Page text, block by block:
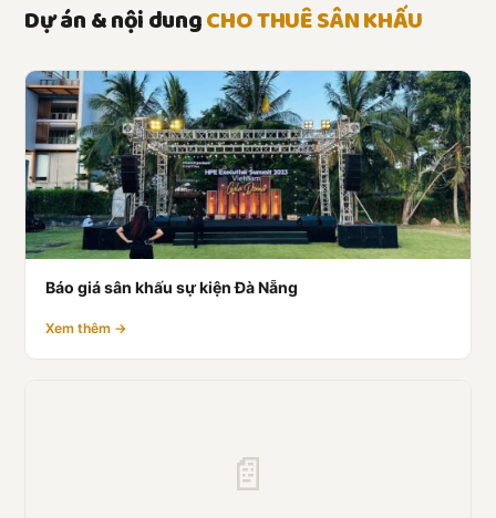
Dự án & nội dungCHO THUÊ SÂN KHẤU
Báo giá sân khấu sự kiện Đà Nẵng
Xem thêm →
📄